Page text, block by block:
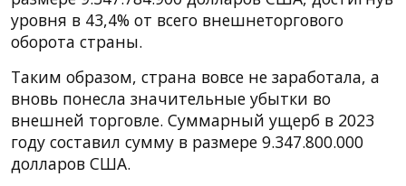
уровня в 43,4% от всего внешнеторгового
оборота страны.
Таким образом, страна вовсе не заработала, а
вновь понесла значительные убытки во
внешней торговле. Суммарный ущерб в 2023
году составил сумму в размере 9.347.800.000
долларов США.